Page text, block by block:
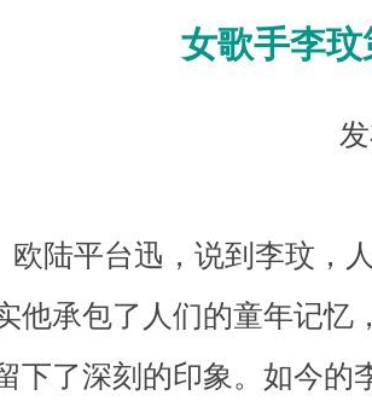
女歌手李
欧陆平台迅，说到李玟，
他承包了人们的童年记忆
下了深刻的印象。如今的